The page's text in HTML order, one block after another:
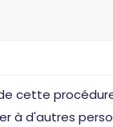
cette
à d'autres